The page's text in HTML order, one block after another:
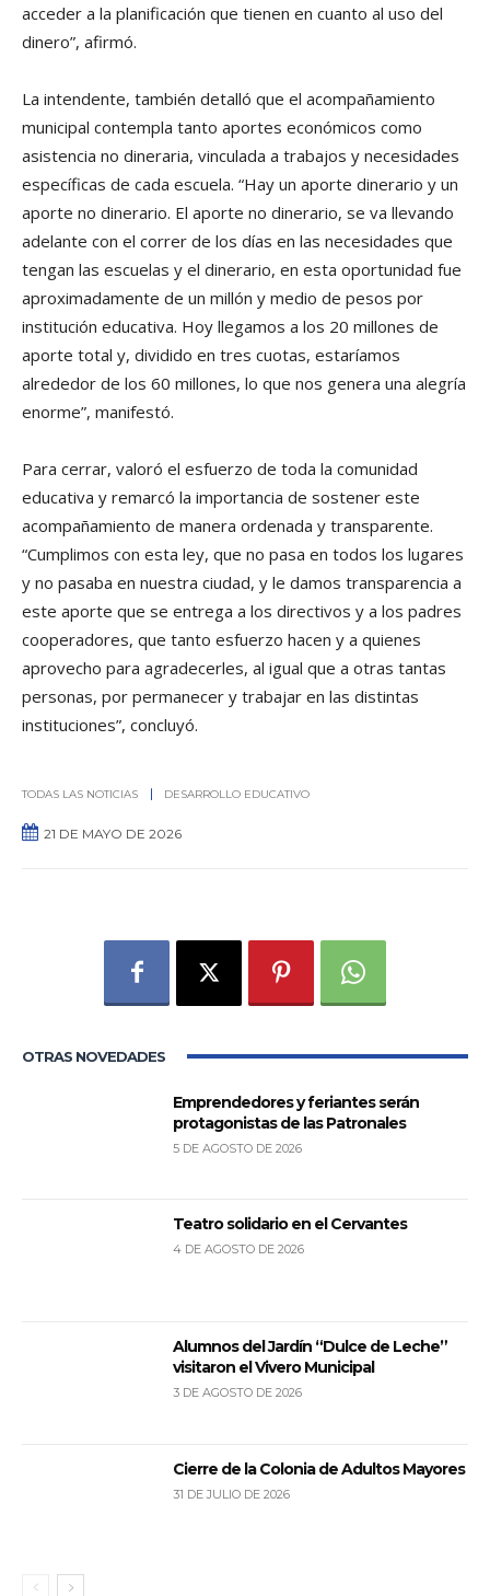
acceder a la planificación que tienen en cuanto al uso del
dinero”, afirmó.
La intendente, también detalló que el acompañamiento
municipal contempla tanto aportes económicos como
asistencia no dineraria, vinculada a trabajos y necesidades
específicas de cada escuela. “Hay un aporte dinerario y un
aporte no dinerario. El aporte no dinerario, se va llevando
adelante con el correr de los días en las necesidades que
tengan las escuelas y el dinerario, en esta oportunidad fue
aproximadamente de un millón y medio de pesos por
institución educativa. Hoy llegamos a los 20 millones de
aporte total y, dividido en tres cuotas, estaríamos
alrededor de los 60 millones, lo que nos genera una alegría
enorme”, manifestó.
Para cerrar, valoró el esfuerzo de toda la comunidad
educativa y remarcó la importancia de sostener este
acompañamiento de manera ordenada y transparente.
“Cumplimos con esta ley, que no pasa en todos los lugares
y no pasaba en nuestra ciudad, y le damos transparencia a
este aporte que se entrega a los directivos y a los padres
cooperadores, que tanto esfuerzo hacen y a quienes
aprovecho para agradecerles, al igual que a otras tantas
personas, por permanecer y trabajar en las distintas
instituciones”, concluyó.
TODAS LAS NOTICIAS DESARROLLO EDUCATIVO
21 DE MAYO DE 2026
OTRAS NOVEDADES
Emprendedores y feriantes serán
protagonistas de las Patronales
5 DE AGOSTO DE 2026
Teatro solidario en el Cervantes
4 DE AGOSTO DE 2026
Alumnos del Jardín “Dulce de Leche”
visitaron el Vivero Municipal
3 DE AGOSTO DE 2026
Cierre de la Colonia de Adultos Mayores
31 DE JULIO DE 2026